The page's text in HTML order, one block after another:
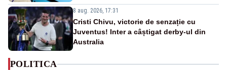
8 aug. 2026, 17:31
Cristi Chivu, victorie de senzație cu
Juventus! Inter a câștigat derby-ul din
Australia
POLITICA